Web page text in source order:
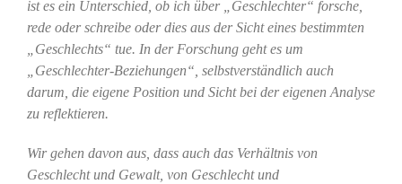
ist es ein Unterschied, ob ich über „Geschlechter“ forsche,
rede oder schreibe oder dies aus der Sicht eines bestimmten
„Geschlechts“ tue. In der Forschung geht es um
„Geschlechter-Beziehungen“, selbstverständlich auch
darum, die eigene Position und Sicht bei der eigenen Analyse
zu reflektieren.
Wir gehen davon aus, dass auch das Verhältnis von
Geschlecht und Gewalt, von Geschlecht und